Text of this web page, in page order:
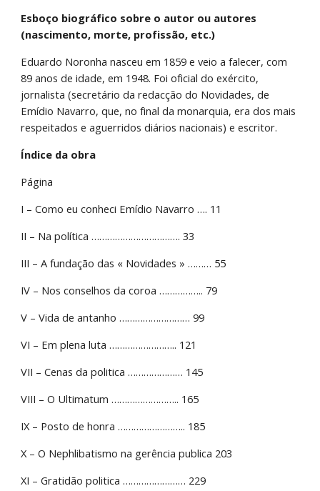
Esboço biográfico sobre o autor ou autores
(nascimento, morte, profissão, etc.)
Eduardo Noronha nasceu em 1859 e veio a falecer, com
89 anos de idade, em 1948. Foi oficial do exército,
jornalista (secretário da redacção do Novidades, de
Emídio Navarro, que, no final da monarquia, era dos mais
respeitados e aguerridos diários nacionais) e escritor.
Índice da obra
Página
I – Como eu conheci Emídio Navarro …. 11
II – Na política ……………………………. 33
III – A fundação das « Novidades » ……… 55
IV – Nos conselhos da coroa …………….. 79
V – Vida de antanho ……………………… 99
VI – Em plena luta …………………….. 121
VII – Cenas da politica ………………… 145
VIII – O Ultimatum …………………….. 165
IX – Posto de honra …………………….. 185
X – O Nephlibatismo na gerência publica 203
XI – Gratidão politica …………………… 229